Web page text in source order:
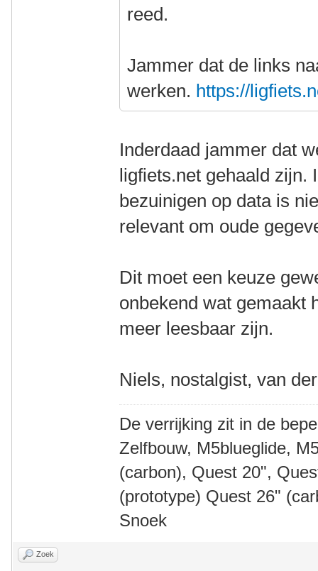
reed.
Jammer dat de links
werken. https://
Inderdaad jammer dat
ligfiets.net gehaald zijn.
bezuinigen op data is
relevant om oude
Dit moet een keuze
onbekend wat gemaakt
meer leesbaar zijn.
Niels, nostalgist, van
De verrijking zit in de
Zelfbouw, M5blueglide,
(carbon), Quest 20",
(prototype) Quest 26"
Snoek
Zoek